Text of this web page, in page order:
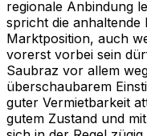
regionale Anbindung
spricht die
Marktposition, auch
vorerst vorbei sein
Saubraz vor allem
überschaubarem
guter Vermietbarkeit
gutem Zustand und